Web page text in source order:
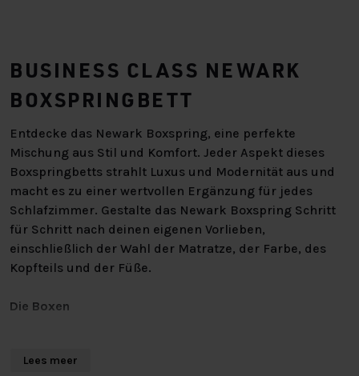
BUSINESS CLASS NEWARK
BOXSPRINGBETT
Entdecke das Newark Boxspring, eine perfekte
Mischung aus Stil und Komfort. Jeder Aspekt dieses
Boxspringbetts strahlt Luxus und Modernität aus und
macht es zu einer wertvollen Ergänzung für jedes
Schlafzimmer. Gestalte das Newark Boxspring Schritt
für Schritt nach deinen eigenen Vorlieben,
einschließlich der Wahl der Matratze, der Farbe, des
Kopfteils und der Füße.
Die Boxen
taschengefederten Boxen des Newark Boxspring. Die
Lees meer